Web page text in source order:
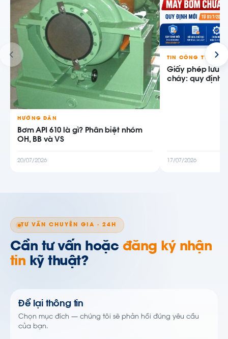
HƯỚNG DẪN
Bơm API 610 là gì? Phân biệt nhóm
OH, BB và VS
20/07/2026
TIN CÔNG TY
Giấy phép lưu
cháy: quy định
17/07/2026
TƯ VẤN CHUYÊN GIA · 24H
Cần tư vấn hoặc đăng ký nhận
tin kỹ thuật?
Để lại thông tin
Chọn mục đích — chúng tôi sẽ phản hồi đúng yêu cầu
của bạn.